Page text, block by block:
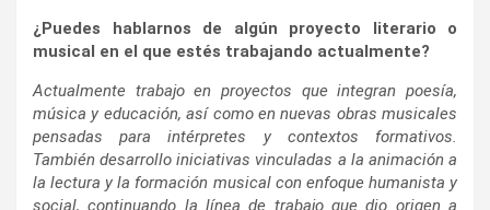
¿Puedes hablarnos de algún proyecto literario o
musical en el que estés trabajando actualmente?
Actualmente trabajo en proyectos que integran poesía,
música y educación, así como en nuevas obras musicales
pensadas para intérpretes y contextos formativos.
También desarrollo iniciativas vinculadas a la animación a
la lectura y la formación musical con enfoque humanista y
social, continuando la línea de trabajo que dio origen a